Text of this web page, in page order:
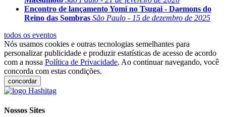
Encontro de lançamento Yomi no Tsugai - Daemons do
Reino das Sombras São Paulo - 15 de dezembro de 2025
todos os eventos
Nós usamos cookies e outras tecnologias semelhantes para
personalizar publicidade e produzir estatísticas de acesso de acordo
com a nossa Política de Privacidade. Ao continuar navegando, você
concorda com estas condições.
concordar
Nossos Sites